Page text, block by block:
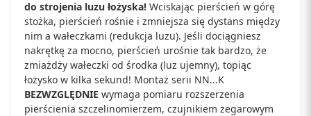
do strojenia luzu łożyska! Wciskając pierścień w górę
stożka, pierścień rośnie i zmniejsza się dystans między
nim a wałeczkami (redukcja luzu). Jeśli dociągniesz
nakrętkę za mocno, pierścień urośnie tak bardzo, że
zmiażdży wałeczki od środka (luz ujemny), topiąc
łożysko w kilka sekund! Montaż serii NN...K
BEZWZGLĘDNIE wymaga pomiaru rozszerzenia
pierścienia szczelinomierzem, czujnikiem zegarowym